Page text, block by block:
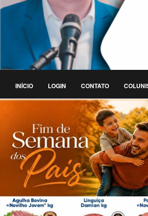
INÍCIO LOGIN CONTATO